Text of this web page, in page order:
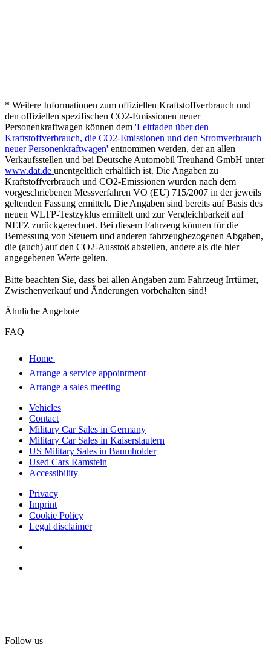
* Weitere Informationen zum offiziellen Kraftstoffverbrauch und
den offiziellen spezifischen CO2-Emissionen neuer
Personenkraftwagen können dem 'Leitfaden über den
Kraftstoffverbrauch, die CO2-Emissionen und den Stromverbrauch
neuer Personenkraftwagen' entnommen werden, der an allen
Verkaufsstellen und bei Deutsche Automobil Treuhand GmbH unter
www.dat.de unentgeltlich erhältlich ist. Die Angaben zu
Kraftstoffverbrauch und CO2-Emissionen wurden nach dem
vorgeschriebenen Messverfahren VO (EU) 715/2007 in der jeweils
geltenden Fassung ermittelt. Die Angaben sind bereits auf Basis des
neuen WLTP-Testzyklus ermittelt und zur Vergleichbarkeit auf
NEFZ zurückgerechnet. Bei diesem Fahrzeug können für die
Bemessung von Steuern und anderen fahrzeugbezogenen Abgaben,
die (auch) auf den CO2-Ausstoß abstellen, andere als die hier
angegebenen Werte gelten.
Bitte beachten Sie, dass bei allen Angaben zum Fahrzeug Irrtümer,
Zwischenverkauf und Änderungen vorbehalten sind!
Ähnliche Angebote
FAQ
Home
Arrange a service appointment
Arrange a sales meeting
Vehicles
Contact
Military Car Sales in Germany
Military Car Sales in Kaiserslautern
US Military Sales in Baumholder
Used Cars Ramstein
Accessibility
Privacy
Imprint
Cookie Policy
Legal disclaimer
Follow us